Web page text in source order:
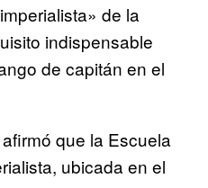
de la
indispensable
de capitán en el
que la Escuela
ubicada en el